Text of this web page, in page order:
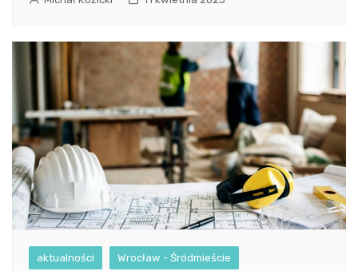
aktualności Wrocław - Śródmieście